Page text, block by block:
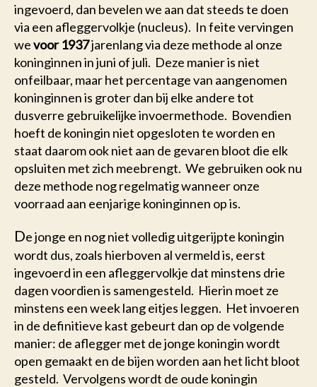
ingevoerd, dan bevelen we aan dat steeds te doen
via een afleggervolkje (nucleus). In feite vervingen
wevoor 1937jarenlang via deze methode al onze
koninginnen in juni of juli. Deze manier is niet
onfeilbaar, maar het percentage van aangenomen
koninginnen is groter dan bij elke andere tot
dusverre gebruikelijke invoermethode. Bovendien
hoeft de koningin niet opgesloten te worden en
staat daarom ook niet aan de gevaren bloot die elk
opsluiten met zich meebrengt. We gebruiken ook nu
deze methode nog regelmatig wanneer onze
voorraad aan eenjarige koninginnen op is.
De jonge en nog niet volledig uitgerijpte koningin
wordt dus, zoals hierboven al vermeld is, eerst
ingevoerd in een afleggervolkje dat minstens drie
dagen voordien is samengesteld. Hierin moet ze
minstens een week lang eitjes leggen. Het invoeren
in de definitieve kast gebeurt dan op de volgende
manier: de aflegger met de jonge koningin wordt
open gemaakt en de bijen worden aan het licht bloot
gesteld. Vervolgens wordt de oude koningin